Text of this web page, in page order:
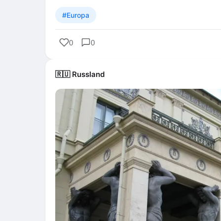
#Europa
0 0
🇷🇺 Russland